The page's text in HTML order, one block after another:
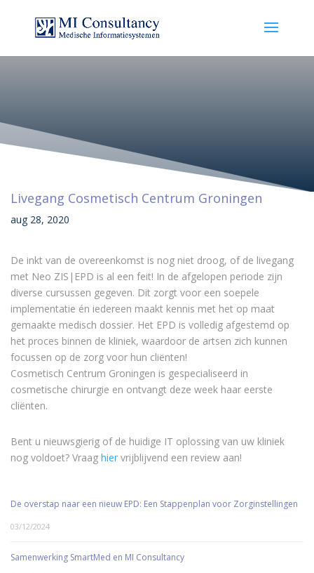
Livegang Cosmetisch Centrum Groningen
aug 28, 2020
De inkt van de overeenkomst is nog niet droog, of de livegang
met Neo ZIS|EPD is al een feit! In de afgelopen periode zijn
diverse cursussen gegeven. Dit zorgt voor een soepele
implementatie én iedereen maakt kennis met het op maat
gemaakte medisch dossier. Het EPD is volledig afgestemd op
het proces binnen de kliniek, waardoor de artsen zich kunnen
focussen op de zorg voor hun cliënten!
Cosmetisch Centrum Groningen is gespecialiseerd in
cosmetische chirurgie en ontvangt deze week haar eerste
cliënten.
Bent u nieuwsgierig of de huidige IT oplossing van uw kliniek
nog voldoet? Vraag hiervrijblijvend een review aan!
De overstap naar een nieuw EPD: Een Stappenplan voor Zorginstellingen
03/12/2024
Samenwerking SmartMed en MI Consultancy